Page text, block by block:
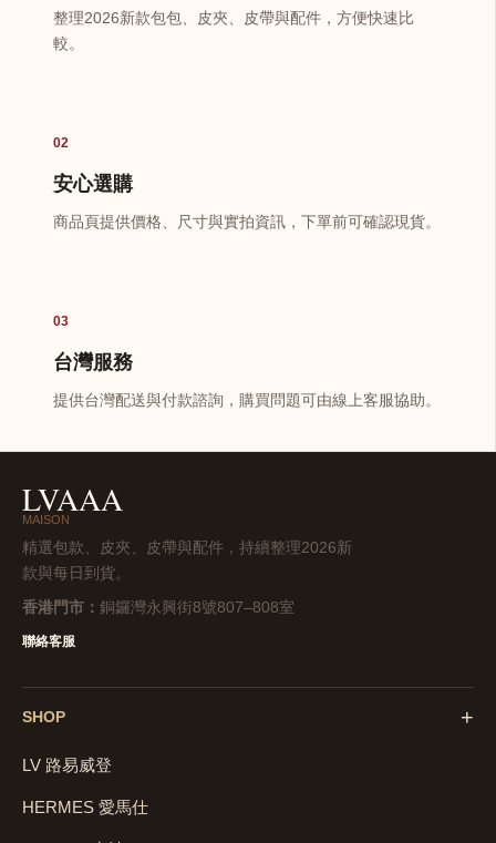
整理2026新款包包、皮夾、皮帶與配件，方便快速比
較。
02
安心選購
商品頁提供價格、尺寸與實拍資訊，下單前可確認現貨。
03
台灣服務
提供台灣配送與付款諮詢，購買問題可由線上客服協助。
LVAAA
MAISON
精選包款、皮夾、皮帶與配件，持續整理2026新
款與每日到貨。
香港門市： 銅鑼灣永興街8號807–808室
聯絡客服
SHOP +
LV 路易威登
HERMES 愛馬仕